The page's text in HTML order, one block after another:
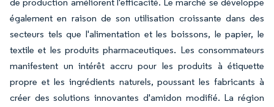
également en raison de son utilisation croissante dans des
secteurs tels que l'alimentation et les boissons, le papier, le
textile et les produits pharmaceutiques. Les consommateurs
manifestent un intérêt accru pour les produits à étiquette
propre et les ingrédients naturels, poussant les fabricants à
créer des solutions innovantes d'amidon modifié. La région